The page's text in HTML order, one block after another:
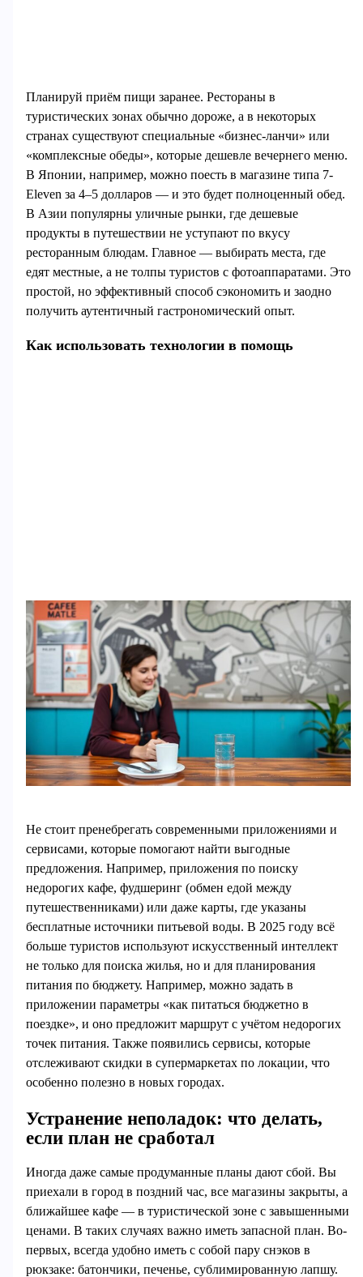
Планируй приём пищи заранее. Рестораны в
туристических зонах обычно дороже, а в некоторых
странах существуют специальные «бизнес-ланчи» или
«комплексные обеды», которые дешевле вечернего меню.
В Японии, например, можно поесть в магазине типа 7-
Eleven за 4–5 долларов — и это будет полноценный обед.
В Азии популярны уличные рынки, где дешевые
продукты в путешествии не уступают по вкусу
ресторанным блюдам. Главное — выбирать места, где
едят местные, а не толпы туристов с фотоаппаратами. Это
простой, но эффективный способ сэкономить и заодно
получить аутентичный гастрономический опыт.
Как использовать технологии в помощь
Не стоит пренебрегать современными приложениями и
сервисами, которые помогают найти выгодные
предложения. Например, приложения по поиску
недорогих кафе, фудшеринг (обмен едой между
путешественниками) или даже карты, где указаны
бесплатные источники питьевой воды. В 2025 году всё
больше туристов используют искусственный интеллект
не только для поиска жилья, но и для планирования
питания по бюджету. Например, можно задать в
приложении параметры «как питаться бюджетно в
поездке», и оно предложит маршрут с учётом недорогих
точек питания. Также появились сервисы, которые
отслеживают скидки в супермаркетах по локации, что
особенно полезно в новых городах.
Устранение неполадок: что делать,
если план не сработал
Иногда даже самые продуманные планы дают сбой. Вы
приехали в город в поздний час, все магазины закрыты, а
ближайшее кафе — в туристической зоне с завышенными
ценами. В таких случаях важно иметь запасной план. Во-
первых, всегда удобно иметь с собой пару снэков в
рюкзаке: батончики, печенье, сублимированную лапшу.